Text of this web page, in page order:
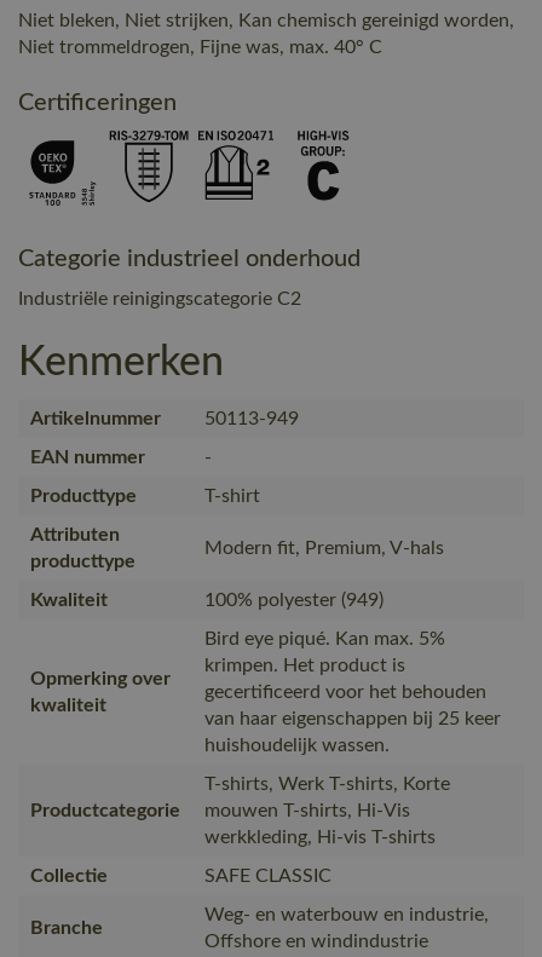
Niet bleken, Niet strijken, Kan chemisch gereinigd worden,
Niet trommeldrogen, Fijne was, max. 40° C
Certificeringen
Categorie industrieel onderhoud
Industriële reinigingscategorie C2
Kenmerken
Artikelnummer
50113-949
EAN nummer
-
Producttype
T-shirt
Attributen
producttype
Modern fit, Premium, V-hals
Kwaliteit 100% polyester (949)
Opmerking over
kwaliteit
Bird eye piqué. Kan max. 5%
krimpen. Het product is
gecertificeerd voor het behouden
van haar eigenschappen bij 25 keer
huishoudelijk wassen.
Productcategorie
T-shirts, Werk T-shirts, Korte
mouwen T-shirts, Hi-Vis
werkkleding, Hi-vis T-shirts
Collectie
SAFE CLASSIC
Branche
Weg- en waterbouw en industrie,
Offshore en windindustrie